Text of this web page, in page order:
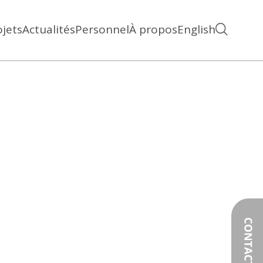
ActualitésPersonnelÀ proposEnglish